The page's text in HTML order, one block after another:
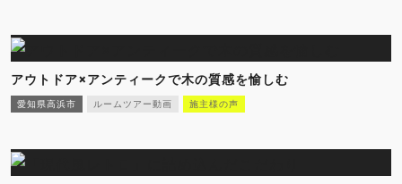
アウトドア×アンティークで木の質感を愉しむ
愛知県高浜市 ルームツアー動画 施主様の声